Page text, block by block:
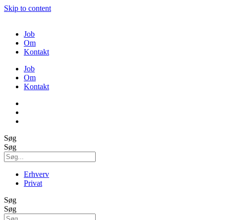
Skip to content
Job
Om
Kontakt
Job
Om
Kontakt
Søg
Søg
Erhverv
Privat
Søg
Søg